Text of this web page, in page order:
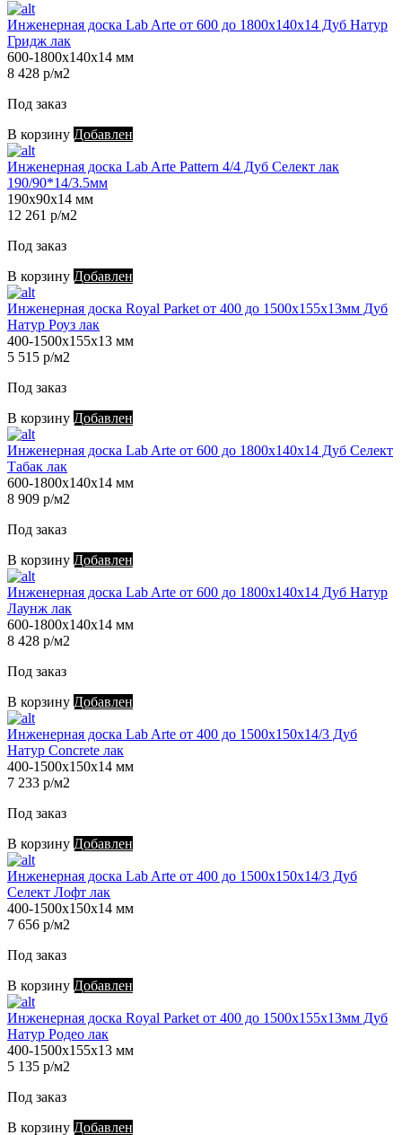
Инженерная доска Lab Arte от 600 до 1800х140х14 Дуб Натур
Гридж лак
600-1800х140х14 мм
8 428 р/м2
Под заказ
В корзину Добавлен
Инженерная доска Lab Arte Pattern 4/4 Дуб Селект лак
190/90*14/3.5мм
190х90х14 мм
12 261 р/м2
Под заказ
В корзину Добавлен
Инженерная доска Royal Parket от 400 до 1500х155х13мм Дуб
Натур Роуз лак
400-1500х155х13 мм
5 515 р/м2
Под заказ
В корзину Добавлен
Инженерная доска Lab Arte от 600 до 1800х140х14 Дуб Селект
Табак лак
600-1800х140х14 мм
8 909 р/м2
Под заказ
В корзину Добавлен
Инженерная доска Lab Arte от 600 до 1800х140х14 Дуб Натур
Лаунж лак
600-1800х140х14 мм
8 428 р/м2
Под заказ
В корзину Добавлен
Инженерная доска Lab Arte от 400 до 1500х150х14/3 Дуб
Натур Concrete лак
400-1500х150х14 мм
7 233 р/м2
Под заказ
В корзину Добавлен
Инженерная доска Lab Arte от 400 до 1500х150х14/3 Дуб
Селект Лофт лак
400-1500х150х14 мм
7 656 р/м2
Под заказ
В корзину Добавлен
Инженерная доска Royal Parket от 400 до 1500х155х13мм Дуб
Натур Родео лак
400-1500х155х13 мм
5 135 р/м2
Под заказ
В корзину Добавлен